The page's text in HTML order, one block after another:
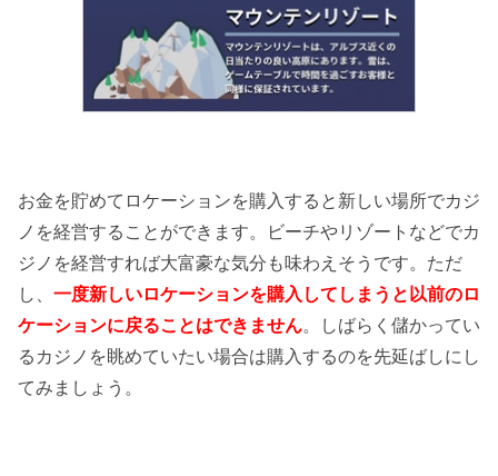
お金を貯めてロケーションを購入すると新しい場所でカジ
ノを経営することができます。ビーチやリゾートなどでカ
ジノを経営すれば大富豪な気分も味わえそうです。ただ
し、 一度新しいロケーションを購入してしまうと以前のロ
ケーションに戻ることはできません。しばらく儲かってい
るカジノを眺めていたい場合は購入するのを先延ばしにし
てみましょう。